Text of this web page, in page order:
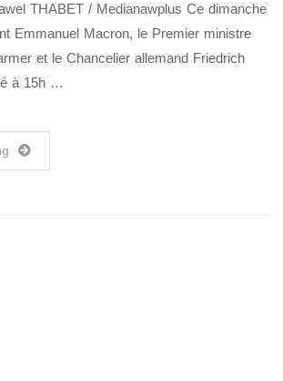
THABET / Medianawplus Ce dimanche
Emmanuel Macron, le Premier ministre
et le Chancelier allemand Friedrich
à 15h …